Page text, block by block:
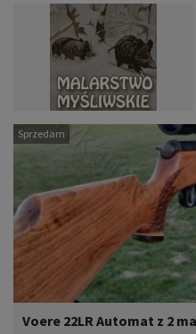
Voere 22LR Automat z 2
Sprzedam